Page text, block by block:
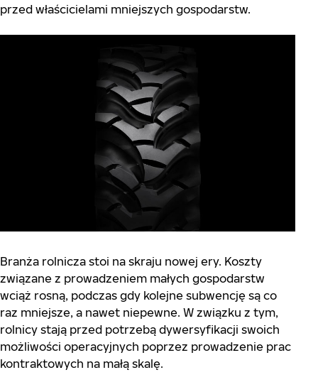
przed właścicielami mniejszych gospodarstw.
Branża rolnicza stoi na skraju nowej ery. Koszty
związane z prowadzeniem małych gospodarstw
wciąż rosną, podczas gdy kolejne subwencję są co
raz mniejsze, a nawet niepewne. W związku z tym,
rolnicy stają przed potrzebą dywersyfikacji swoich
możliwości operacyjnych poprzez prowadzenie prac
kontraktowych na małą skalę.